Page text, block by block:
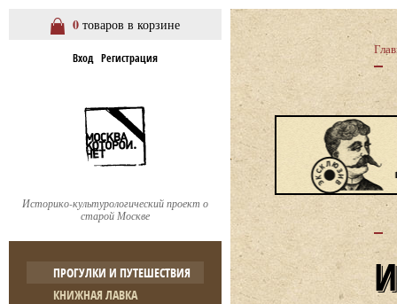
0 товаров в корзине
Вход Регистрация
Историко-культурологический проект о
старой Москве
ПРОГУЛКИ И ПУТЕШЕСТВИЯ
КНИЖНАЯ ЛАВКА